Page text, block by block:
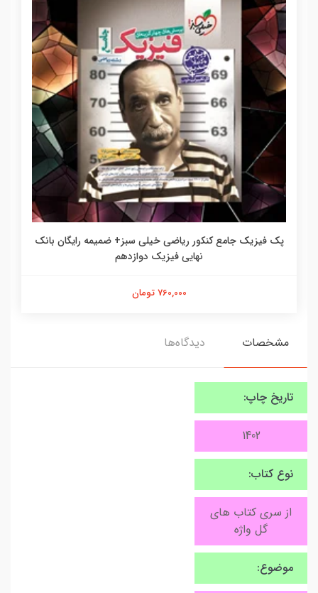
پک فیزیک جامع کنکور ریاضی خیلی سبز+ ضمیمه رایگان بانک
نهایی فیزیک دوازدهم
760,000 تومان
مشخصات دیدگاه‌ها
تاریخ چاپ:
1402
نوع کتاب:
از سری کتاب های
گل واژه
موضوع: